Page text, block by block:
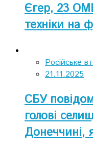
Єгер, 23
техніки на
Російське
21.11.2025
СБУ
голові
Донеччині,